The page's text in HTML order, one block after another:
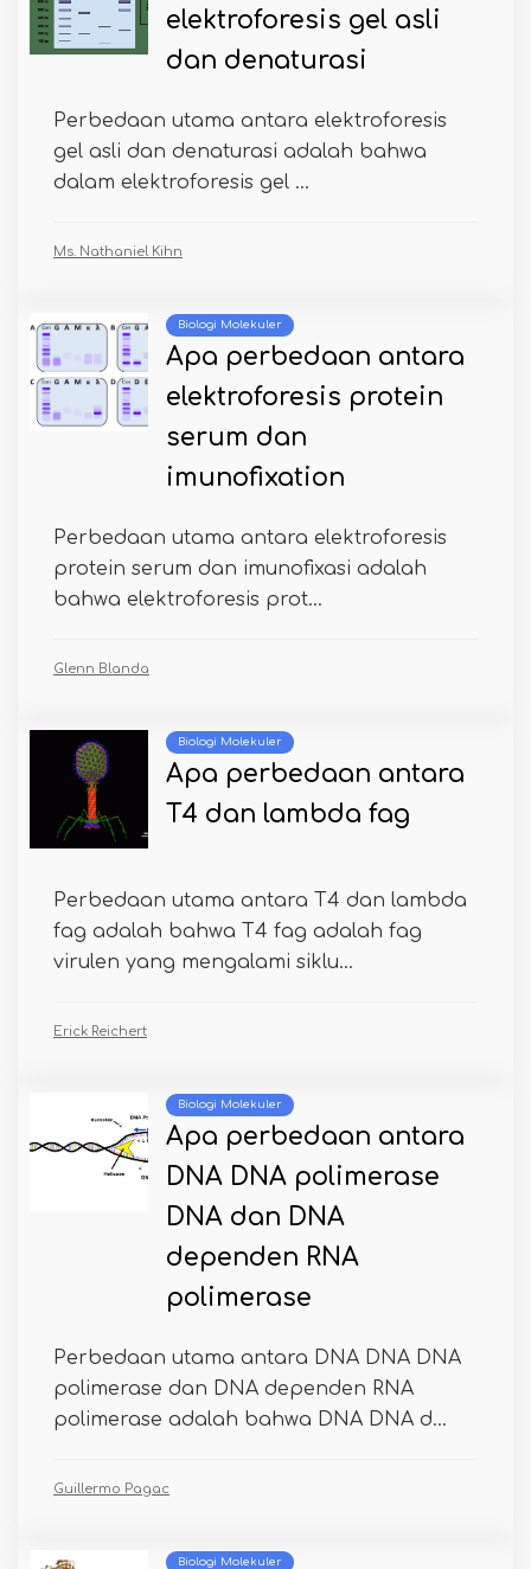
elektroforesis gel asli
dan denaturasi
Perbedaan utama antara elektroforesis
gel asli dan denaturasi adalah bahwa
dalam elektroforesis gel ...
Ms. Nathaniel Kihn
Biologi Molekuler
Apa perbedaan antara
elektroforesis protein
serum dan
imunofixation
Perbedaan utama antara elektroforesis
protein serum dan imunofixasi adalah
bahwa elektroforesis prot...
Glenn Blanda
Biologi Molekuler
Apa perbedaan antara
T4 dan lambda fag
Perbedaan utama antara T4 dan lambda
fag adalah bahwa T4 fag adalah fag
virulen yang mengalami siklu...
Erick Reichert
Biologi Molekuler
Apa perbedaan antara
DNA DNA polimerase
DNA dan DNA
dependen RNA
polimerase
Perbedaan utama antara DNA DNA DNA
polimerase dan DNA dependen RNA
polimerase adalah bahwa DNA DNA d...
Guillermo Pagac
Biologi Molekuler